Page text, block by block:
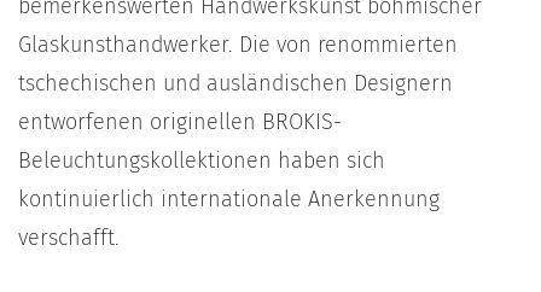
bemerkenswerten Handwerkskunst böhmischer
Glaskunsthandwerker. Die von renommierten
tschechischen und ausländischen Designern
entworfenen originellen BROKIS-
Beleuchtungskollektionen haben sich
kontinuierlich internationale Anerkennung
verschafft.